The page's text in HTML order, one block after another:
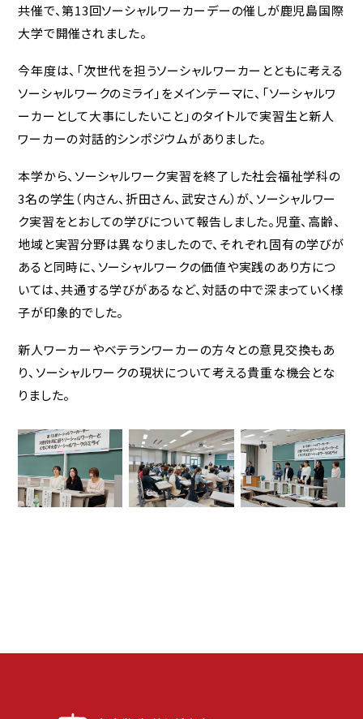
共催で、第13回ソーシャルワーカーデーの催しが鹿児島国際
大学で開催されました。
今年度は、「次世代を担うソーシャルワーカーとともに考える
ソーシャルワークのミライ」をメインテーマに、「ソーシャルワ
ーカーとして大事にしたいこと」のタイトルで実習生と新人
ワーカーの対話的シンポジウムがありました。
本学から、ソーシャルワーク実習を終了した社会福祉学科の
3名の学生（内さん、折田さん、武安さん）が、ソーシャルワー
ク実習をとおしての学びについて報告しました。児童、高齢、
地域と実習分野は異なりましたので、それぞれ固有の学びが
あると同時に、ソーシャルワークの価値や実践のあり方につ
いては、共通する学びがあるなど、対話の中で深まっていく様
子が印象的でした。
新人ワーカーやベテランワーカーの方々との意見交換もあ
り、ソーシャルワークの現状について考える貴重な機会とな
りました。